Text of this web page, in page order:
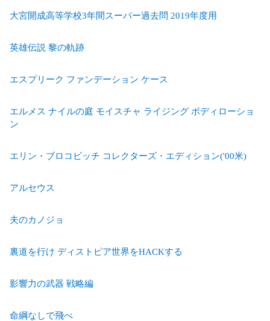
大宮開成高等学校3年間スーパー過去問 2019年度用
英雄伝説 黎の軌跡
エスプリーク ファンデーション ケース
エルメス ナイルの庭 モイスチャ ライジング ボディローショ
ン
エリン・ブロコビッチ コレクターズ・エディション('00米)
アルセウス
夫のカノジョ
裏道を行け ディストピア世界をHACKする
影響力の武器 戦略編
命綱なしで飛べ